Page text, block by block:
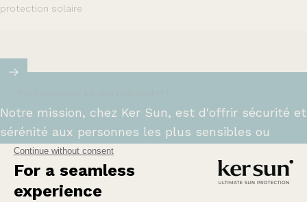
protection solaire
Notre mission, chez Ker Sun, est d'offrir sécurité et
sérénité aux personnes les plus sensibles ou
intolérantes au soleil.
En savoir plus